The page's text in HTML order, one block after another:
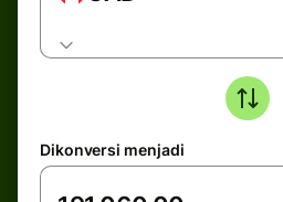
Dikonversi menjadi